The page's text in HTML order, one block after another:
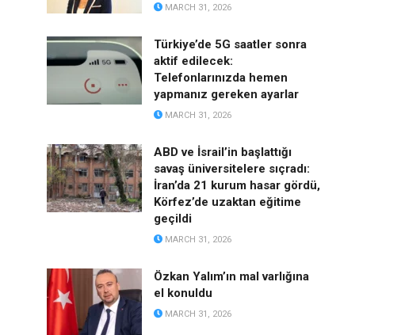
MARCH 31, 2026
Türkiye’de 5G saatler sonra
aktif edilecek:
Telefonlarınızda hemen
yapmanız gereken ayarlar
MARCH 31, 2026
ABD ve İsrail’in başlattığı
savaş üniversitelere sıçradı:
İran’da 21 kurum hasar gördü,
Körfez’de uzaktan eğitime
geçildi
MARCH 31, 2026
Özkan Yalım’ın mal varlığına
el konuldu
MARCH 31, 2026